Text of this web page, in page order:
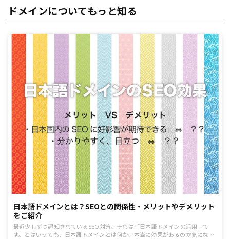
ドメインについてもっと知る
日本語ドメインとは？SEOとの関係性・メリットやデメリット
をご紹介
最近少しずつ認知されているSEO対策、それは「日本語ドメインの活用」で
す。とはいっても、日本語ドメインとは何か、本当に効果があるのか気になる